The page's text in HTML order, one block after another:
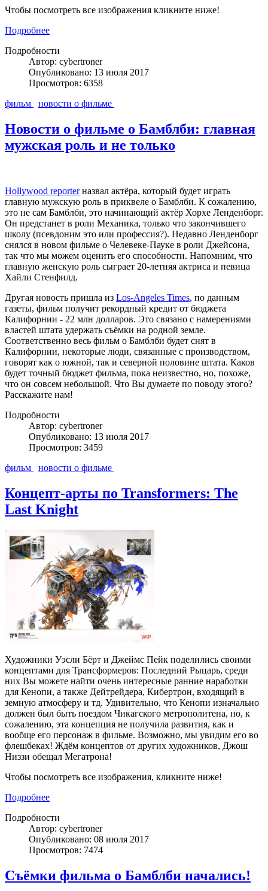
Чтобы посмотреть все изображения кликните ниже!
Подробнее
Подробности
Автор: cybertroner
Опубликовано: 13 июля 2017
Просмотров: 6358
фильм
новости о фильме
Новости о фильме о Бамблби: главная
мужская роль и не только
Hollywood reporterназвал актёра, который будет играть
главную мужскую роль в приквеле о Бамблби. К сожалению,
это не сам Бамблби, это начинающий актёр Хорхе Ленденборг.
Он предстанет в роли Механика, только что закончившего
школу (псевдоним это или профессия?). Недавно Ленденборг
снялся в новом фильме о Челевеке-Пауке в роли Джейсона,
так что мы можем оценить его способности. Напомним, что
главную женскую роль сыграет 20-летняя актриса и певица
Хайли Стенфилд.
Другая новость пришла из Los-Angeles Times, по данным
газеты, фильм получит рекордный кредит от бюджета
Калифорнии - 22 млн долларов. Это связано с намерениями
властей штата удержать съёмки на родной земле.
Соответственно весь фильм о Бамблби будет снят в
Калифорнии, некоторые люди, связанные с производством,
говорят как о южной, так и северной половине штата. Каков
будет точный бюджет фильма, пока неизвестно, но, похоже,
что он совсем небольшой. Что Вы думаете по поводу этого?
Расскажите нам!
Подробности
Автор: cybertroner
Опубликовано: 13 июля 2017
Просмотров: 3459
фильм
новости о фильме
Концепт-арты по Transformers: The
Last Knight
Художники Уэсли Бёрт и Джеймс Пейк поделились своими
концептами для Трансформеров: Последний Рыцарь, среди
них Вы можете найти очень интересные ранние наработки
для Кенопи, а также Дейтрейдера, Кибертрон, входящий в
земную атмосферу и тд. Удивительно, что Кенопи изначально
должен был быть поездом Чикагского метрополитена, но, к
сожалению, эта концепция не получила развития, как и
вообще его персонаж в фильме. Возможно, мы увидим его во
флешбеках! Ждём концептов от других художников, Джош
Низзи обещал Мегатрона!
Чтобы посмотреть все изображения, кликните ниже!
Подробнее
Подробности
Автор: cybertroner
Опубликовано: 08 июля 2017
Просмотров: 7474
Съёмки фильма о Бамблби начались!